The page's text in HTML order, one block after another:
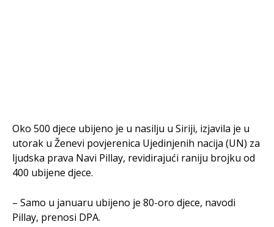
Oko 500 djece ubijeno je u nasilju u Siriji, izjavila je u
utorak u Ženevi povjerenica Ujedinjenih nacija (UN) za
ljudska prava Navi Pillay, revidirajući raniju brojku od
400 ubijene djece.
– Samo u januaru ubijeno je 80-oro djece, navodi
Pillay, prenosi DPA.